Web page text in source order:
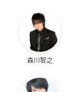
森川智之